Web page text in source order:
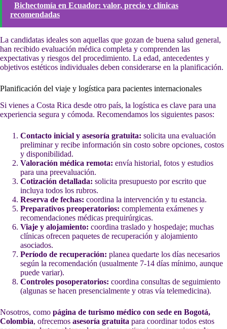
Bichectomía en Ecuador: valor, precio y clínicas
recomendadas
La candidatas ideales son aquellas que gozan de buena salud general,
han recibido evaluación médica completa y comprenden las
expectativas y riesgos del procedimiento. La edad, antecedentes y
objetivos estéticos individuales deben considerarse en la planificación.
Planificación del viaje y logística para pacientes internacionales
Si vienes a Costa Rica desde otro país, la logística es clave para una
experiencia segura y cómoda. Recomendamos los siguientes pasos:
Contacto inicial y asesoría gratuita: solicita una evaluación
preliminar y recibe información sin costo sobre opciones, costos
y disponibilidad.
Valoración médica remota: envía historial, fotos y estudios
para una preevaluación.
Cotización detallada: solicita presupuesto por escrito que
incluya todos los rubros.
Reserva de fechas: coordina la intervención y tu estancia.
Preparativos preoperatorios: complementa exámenes y
recomendaciones médicas prequirúrgicas.
Viaje y alojamiento: coordina traslado y hospedaje; muchas
clínicas ofrecen paquetes de recuperación y alojamiento
asociados.
Período de recuperación: planea quedarte los días necesarios
según la recomendación (usualmente 7-14 días mínimo, aunque
puede variar).
Controles posoperatorios: coordina consultas de seguimiento
(algunas se hacen presencialmente y otras vía telemedicina).
Nosotros, como página de turismo médico con sede en Bogotá,
Colombia, ofrecemos asesoría gratuita para coordinar todos estos